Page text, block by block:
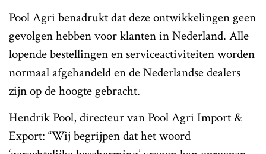
Pool Agri benadrukt dat deze ontwikkelingen geen
gevolgen hebben voor klanten in Nederland. Alle
lopende bestellingen en serviceactiviteiten worden
normaal afgehandeld en de Nederlandse dealers
zijn op de hoogte gebracht.
Hendrik Pool, directeur van Pool Agri Import &
Export: “Wij begrijpen dat het woord